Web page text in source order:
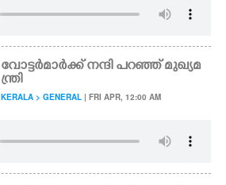
വോട്ടർമാർക്ക് നന്ദി പറഞ്ഞ് മുഖ്യമ
ന്ത്രി
KERALA > GENERAL | FRI APR, 12:00 AM